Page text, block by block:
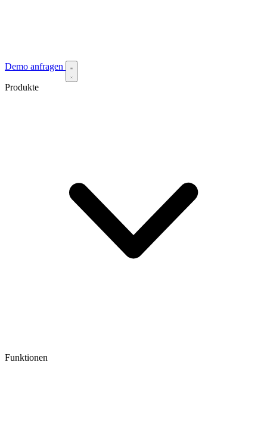
Demo anfragen
Produkte
Funktionen